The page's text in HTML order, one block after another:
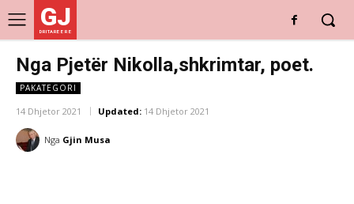
GJ
DRITARE E RE
Nga Pjetër Nikolla,shkrimtar, poet.
PAKATEGORI
14 Dhjetor 2021 Updated: 14 Dhjetor 2021
Nga Gjin Musa